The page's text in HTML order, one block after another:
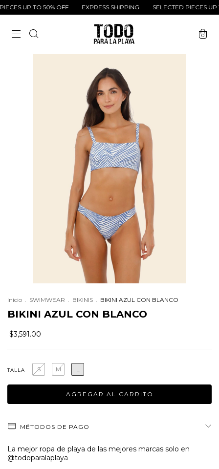
UP TO 50% OFF EXPRESS SHIPPING SELECTED PIECES UP
0
Inicio SWIMWEAR BIKINIS BIKINI AZUL CON BLANCO
BIKINI AZUL CON BLANCO
$3,591.00
TALLA S M L
MÉTODOS DE PAGO
La mejor ropa de playa de las mejores marcas solo en
@todoparalaplaya